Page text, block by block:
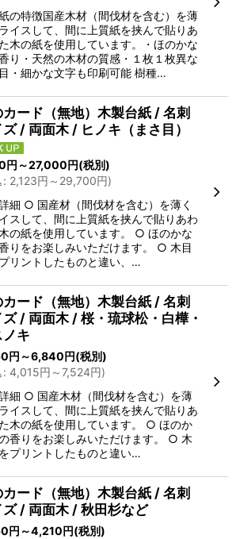
絞り込む
の特徴国産木材（間伐材を含む）を薄
イスして、間に上質紙を挟んで貼りあ
木の紙を使用しています。・ほのかな
り・天然の木材の質感・１枚１枚異な
・細かな文字も印刷可能 樹種…
ード（無地）木製台紙 / 名刺
/ 両面木 / ヒノキ（まさ目）
円 ～27,000円(税別)
: 2,123円 ～29,700円)
細 ○ 国産材（間伐材を含む）を薄く
スして、間に上質紙を挟んで貼りあわ
の紙を使用しています。 ○ ほのかな
りをお楽しみいただけます。 ○ 木目
リントしたものと違い、…
ード（無地）木製台紙 / 名刺
/ 両面木 / 桜・琉球松・白樺・
ノキ
円 ～6,840円(税別)
: 4,015円 ～7,524円)
細 ○ 国産木材（間伐材を含む）を薄
イスして、間に上質紙を挟んで貼りあ
木の紙を使用しています。 ○ ほのか
香りをお楽しみいただけます。 ○ 木
プリントしたものと違い…
ード（無地）木製台紙 / 名刺
ズ / 両面木 / 秋田杉など
円 ～4,210円(税別)